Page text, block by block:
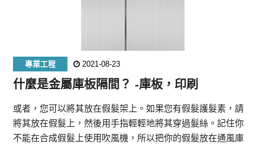
專業工程 2021-08-23
什麼是金屬庫板隔間？ -庫板，印刷
或者，您可以將其放在假髮架上。如果您有假髮護髮素，請
將其放在假髮上，然後用手指輕輕地將其穿過髮絲。記住你
不能在合成假髮上使用吹風機，所以把你的假髮放在通風庫